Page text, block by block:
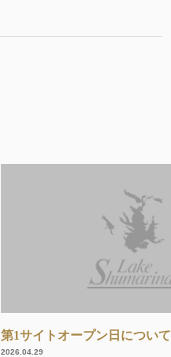
第1サイトオープン日について
2026.04.29